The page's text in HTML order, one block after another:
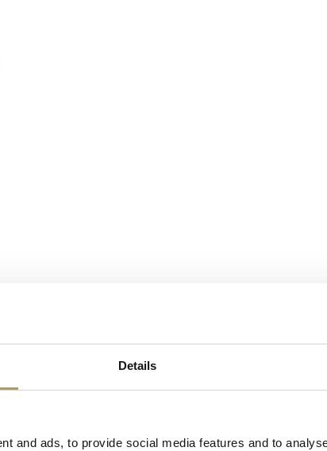
Details
and ads, to provide social media features and to
fan.
21 8200 Brugge) Hou